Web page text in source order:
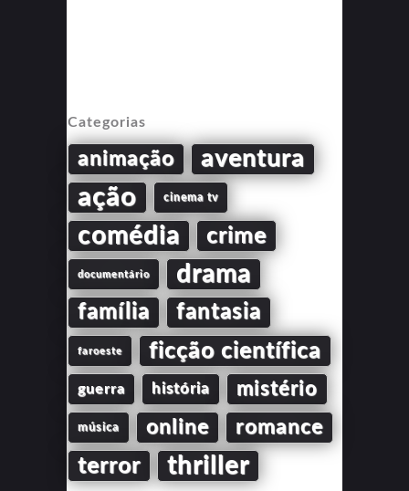
Categorias
animação aventura
ação cinema tv
comédia crime
documentário drama
família fantasia
faroeste ficção científica
guerra história mistério
música online romance
terror thriller